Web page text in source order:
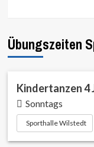
Übungszeiten
Kindertanzen 4
Sonntags
Sporthalle Wilstedt